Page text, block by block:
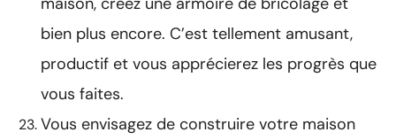
bien plus encore. C’est tellement amusant,
productif et vous apprécierez les progrès que
vous faites.
Vous envisagez de construire votre maison